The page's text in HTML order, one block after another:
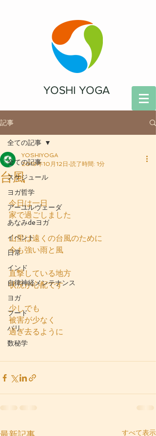
YOSHI YOGA
記事
全ての記事
スケジュール
ヨガ哲学
アーユルヴェーダ
あなみdeヨガ
イベント
日常
インド
自律神経メンテナンス
ヨガ
フード
バリ
数秘学
全ての記事
台風
YOSHIYOGA
2019年10月12日 読了時間: 1分
今日は一日
家で過ごしました
山里は遠くの台風のために
今も強い雨と風
直撃している地方
状況が心配です
少しでも
被害が少なく
過ぎ去るように
すべて表示